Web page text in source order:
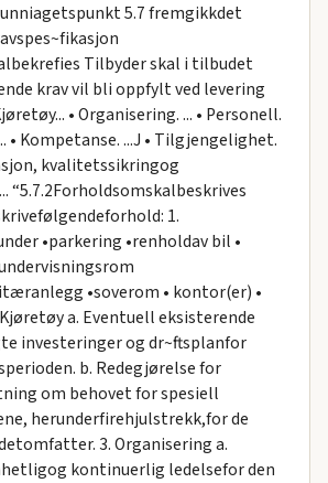
5.7 fremgikkdet
Tilbyder skal i tilbudet
krav vil bli oppfylt ved levering
• Organisering. ... • Personell.
• Kompetanse. ...J • Tilgjengelighet.
kvalitetssikringog
“5.7.2Forholdsomskalbeskrives
1.
•parkering •renholdav bil •
•soverom • kontor(er) •
a. Eventuell eksisterende
investeringer og dr~ftsplanfor
b. Redegjørelse for
om behovet for spesiell
herunderfirehjulstrekk,for de
3. Organisering a.
kontinuerlig ledelsefor den